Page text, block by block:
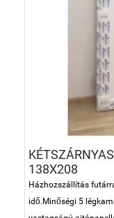
138X208
Házhozszállítás
idő.Minőségi 5